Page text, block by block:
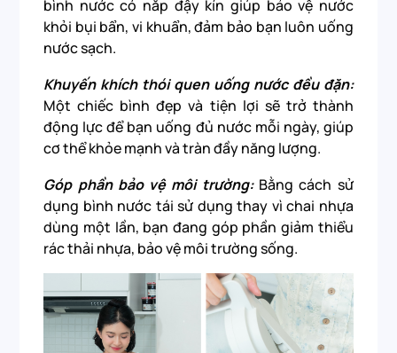
bình nước có nắp đậy kín giúp bảo vệ nước
khỏi bụi bẩn, vi khuẩn, đảm bảo bạn luôn uống
nước sạch.
Khuyến khích thói quen uống nước đều đặn:
Một chiếc bình đẹp và tiện lợi sẽ trở thành
động lực để bạn uống đủ nước mỗi ngày, giúp
cơ thể khỏe mạnh và tràn đầy năng lượng.
Góp phần bảo vệ môi trường: Bằng cách sử
dụng bình nước tái sử dụng thay vì chai nhựa
dùng một lần, bạn đang góp phần giảm thiểu
rác thải nhựa, bảo vệ môi trường sống.